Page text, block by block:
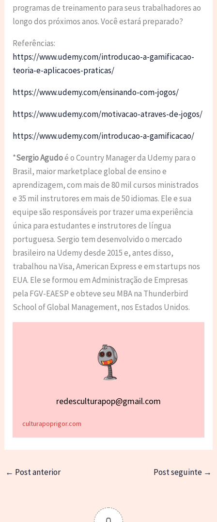
programas de treinamento para seus trabalhadores ao
longo dos próximos anos. Você estará preparado?
Referências:
https://www.udemy.com/introducao-a-gamificacao-
teoria-e-aplicacoes-praticas/
https://www.udemy.com/ensinando-com-jogos/
https://www.udemy.com/motivacao-atraves-de-jogos/
https://www.udemy.com/introducao-a-gamificacao/
*Sergio Agudoé o Country Manager da Udemy para o
Brasil, maior marketplace global de ensino e
aprendizagem, com mais de 80 mil cursos ministrados
e 35 mil instrutores em mais de 50 idiomas. Ele e sua
equipe são responsáveis ​​por trazer uma experiência
única para estudantes e instrutores de língua
portuguesa. Sergio tem desenvolvido o mercado
brasileiro na Udemy desde 2015 e, antes disso,
trabalhou na Visa, American Express e em startups nos
EUA. Ele se formou em Administração de Empresas
pela FGV-EAESP e obteve seu MBA na Thunderbird
School of Global Management, nos Estados Unidos.
redesculturapop@gmail.com
culturapoprigor.com
← Post anterior Post seguinte →